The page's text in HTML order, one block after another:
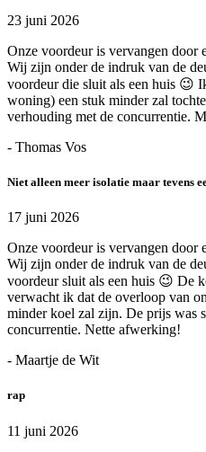
23 juni 2026
Onze voordeur is vervangen door
Wij zijn onder de indruk van de
voordeur die sluit als een huis 😉
woning) een stuk minder zal
verhouding met de concurrentie.
- Thomas Vos
Niet alleen meer isolatie maar tevens
17 juni 2026
Onze voordeur is vervangen door
Wij zijn onder de indruk van de
voordeur sluit als een huis 😉 De
verwacht ik dat de overloop van
minder koel zal zijn. De prijs was
concurrentie. Nette afwerking!
- Maartje de Wit
rap
11 juni 2026